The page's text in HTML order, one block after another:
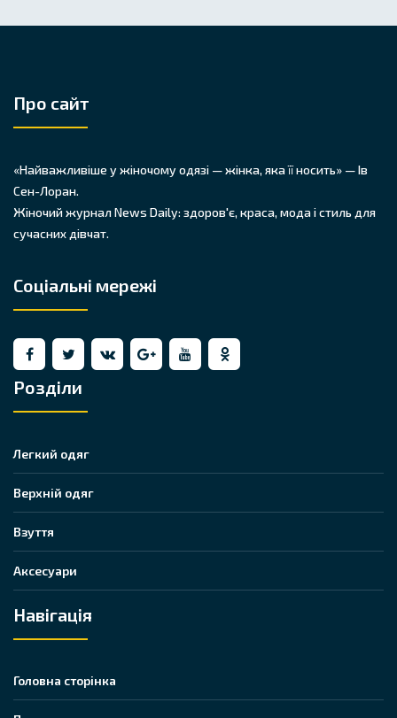
Про сайт
«Найважливіше у жіночому одязі — жінка, яка її носить» — Ів
Сен-Лоран.
Жіночий журнал News Daily: здоров'є, краса, мода і стиль для
сучасних дівчат.
Соціальні мережі
Розділи
Легкий одяг
Верхній одяг
Взуття
Аксесуари
Навігація
Головна сторінка